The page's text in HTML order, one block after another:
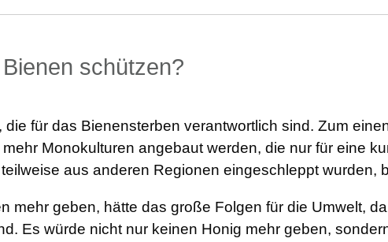
schützen?
die für das Bienensterben verantwortlich sind. Zum
Monokulturen angebaut werden, die nur für eine
aus anderen Regionen eingeschleppt wurden,
mehr geben, hätte das große Folgen für die Umwelt,
Es würde nicht nur keinen Honig mehr geben,